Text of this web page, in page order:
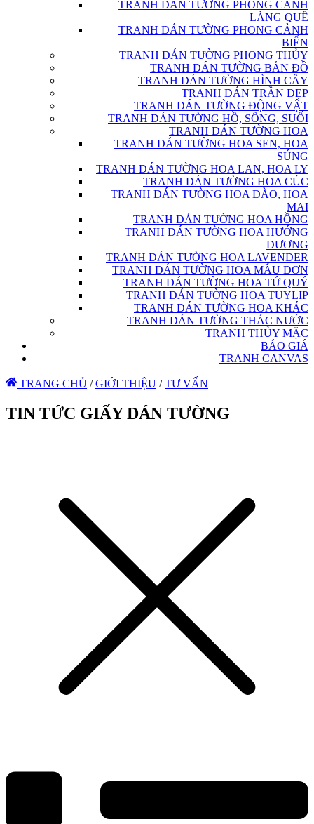
TRANH DÁN TƯỜNG PHONG CẢNH
LÀNG QUÊ
TRANH DÁN TƯỜNG PHONG CẢNH
BIỂN
TRANH DÁN TƯỜNG PHONG THỦY
TRANH DÁN TƯỜNG BẢN ĐỒ
TRANH DÁN TƯỜNG HÌNH CÂY
TRANH DÁN TRẦN ĐẸP
TRANH DÁN TƯỜNG ĐỘNG VẬT
TRANH DÁN TƯỜNG HỒ, SÔNG, SUỐI
TRANH DÁN TƯỜNG HOA
TRANH DÁN TƯỜNG HOA SEN, HOA
SÚNG
TRANH DÁN TƯỜNG HOA LAN, HOA LY
TRANH DÁN TƯỜNG HOA CÚC
TRANH DÁN TƯỜNG HOA ĐÀO, HOA
MAI
TRANH DÁN TƯỜNG HOA HỒNG
TRANH DÁN TƯỜNG HOA HƯỚNG
DƯƠNG
TRANH DÁN TƯỜNG HOA LAVENDER
TRANH DÁN TƯỜNG HOA MẪU ĐƠN
TRANH DÁN TƯỜNG HOA TỨ QUÝ
TRANH DÁN TƯỜNG HOA TUYLIP
TRANH DÁN TƯỜNG HOA KHÁC
TRANH DÁN TƯỜNG THÁC NƯỚC
TRANH THỦY MẶC
BÁO GIÁ
TRANH CANVAS
TRANG CHỦ / GIỚI THIỆU / TƯ VẤN
TIN TỨC GIẤY DÁN TƯỜNG